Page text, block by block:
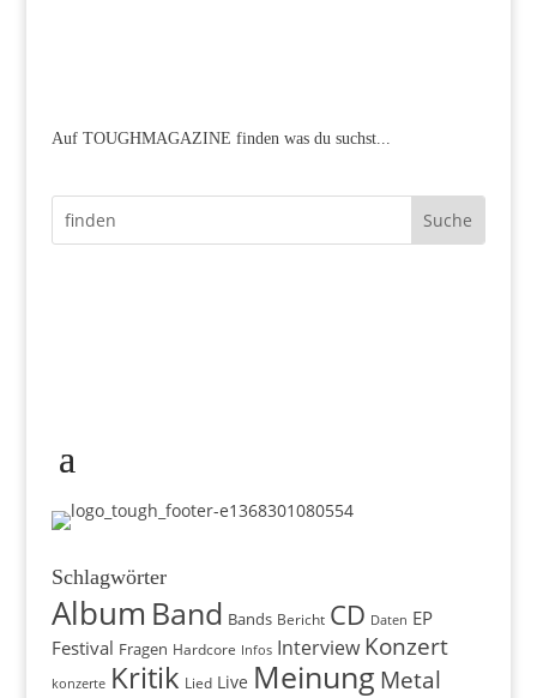
Auf TOUGHMAGAZINE finden was du suchst...
Schlagwörter
Album Band Bands Bericht CD Daten EP
Festival Fragen Hardcore Infos Interview Konzert
konzerte Kritik Lied Live Meinung Metal